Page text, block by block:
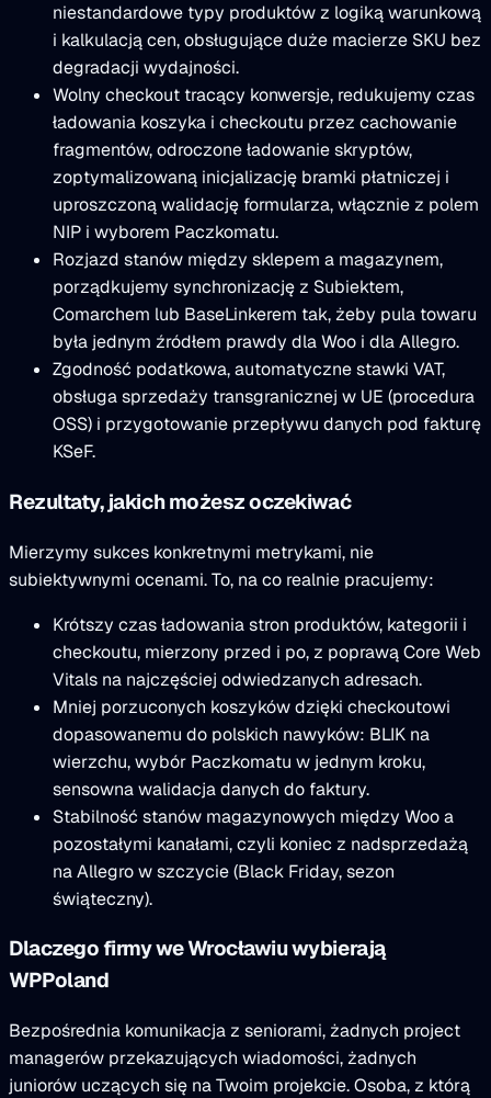
niestandardowe typy produktów z logiką warunkową
i kalkulacją cen, obsługujące duże macierze SKU bez
degradacji wydajności.
Wolny checkout tracący konwersje, redukujemy czas
ładowania koszyka i checkoutu przez cachowanie
fragmentów, odroczone ładowanie skryptów,
zoptymalizowaną inicjalizację bramki płatniczej i
uproszczoną walidację formularza, włącznie z polem
NIP i wyborem Paczkomatu.
Rozjazd stanów między sklepem a magazynem,
porządkujemy synchronizację z Subiektem,
Comarchem lub BaseLinkerem tak, żeby pula towaru
była jednym źródłem prawdy dla Woo i dla Allegro.
Zgodność podatkowa, automatyczne stawki VAT,
obsługa sprzedaży transgranicznej w UE (procedura
OSS) i przygotowanie przepływu danych pod fakturę
KSeF.
Rezultaty, jakich możesz oczekiwać
Mierzymy sukces konkretnymi metrykami, nie
subiektywnymi ocenami. To, na co realnie pracujemy:
Krótszy czas ładowania stron produktów, kategorii i
checkoutu, mierzony przed i po, z poprawą Core Web
Vitals na najczęściej odwiedzanych adresach.
Mniej porzuconych koszyków dzięki checkoutowi
dopasowanemu do polskich nawyków: BLIK na
wierzchu, wybór Paczkomatu w jednym kroku,
sensowna walidacja danych do faktury.
Stabilność stanów magazynowych między Woo a
pozostałymi kanałami, czyli koniec z nadsprzedażą
na Allegro w szczycie (Black Friday, sezon
świąteczny).
Dlaczego firmy we Wrocławiu wybierają
WPPoland
Bezpośrednia komunikacja z seniorami, żadnych project
managerów przekazujących wiadomości, żadnych
juniorów uczących się na Twoim projekcie. Osoba, z którą